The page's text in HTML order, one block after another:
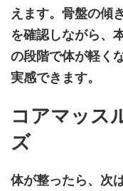
えます。骨盤の傾
を確認しながら、
の段階で体が軽く
実感できます。
コアマッス
ズ
体が整ったら、次